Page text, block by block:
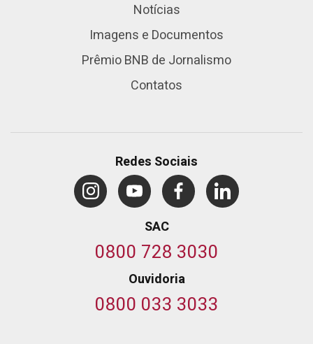
Notícias
Imagens e Documentos
Prêmio BNB de Jornalismo
Contatos
Redes Sociais
SAC
0800 728 3030
Ouvidoria
0800 033 3033